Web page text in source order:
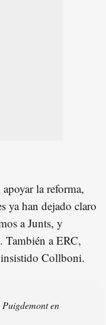
la reforma,
ya han dejado claro
a Junts, y
También a ERC,
Collboni.
en